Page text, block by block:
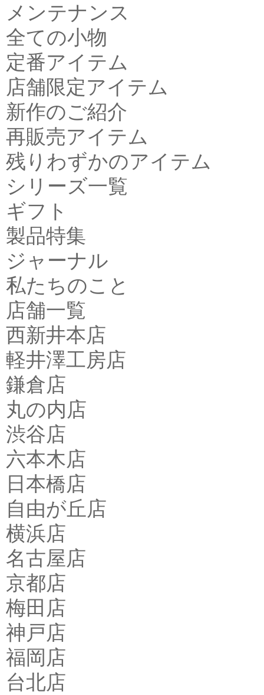
メンテナンス
全ての小物
定番アイテム
店舗限定アイテム
新作のご紹介
再販売アイテム
残りわずかのアイテム
シリーズ一覧
ギフト
製品特集
ジャーナル
私たちのこと
店舗一覧
西新井本店
軽井澤工房店
鎌倉店
丸の内店
渋谷店
六本木店
日本橋店
自由が丘店
横浜店
名古屋店
京都店
梅田店
神戸店
福岡店
台北店